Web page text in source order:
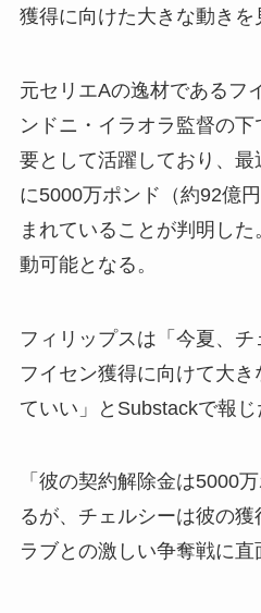
獲得に向けた大きな動きを
元セリエAの逸材であるフ
ンドニ・イラオラ監督の
要として活躍しており、
に5000万ポンド（約92億
まれていることが判明し
動可能となる。
フィリップスは「今夏、チ
フイセン獲得に向けて大き
ていい」とSubstackで報じ
「彼の契約解除金は5000
るが、チェルシーは彼の
ラブとの激しい争奪戦に直